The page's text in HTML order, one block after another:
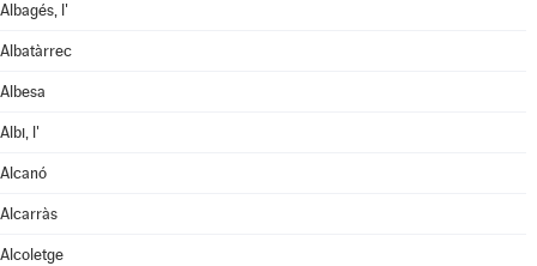
Albagés, l'
Albatàrrec
Albesa
Albi, l'
Alcanó
Alcarràs
Alcoletge